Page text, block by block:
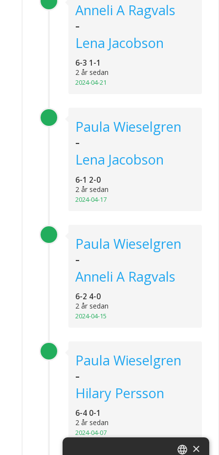
Anneli A Ragvals
-
Lena Jacobson
6-3 1-1
2 år sedan
2024-04-21
Paula Wieselgren
-
Lena Jacobson
6-1 2-0
2 år sedan
2024-04-17
Paula Wieselgren
-
Anneli A Ragvals
6-2 4-0
2 år sedan
2024-04-15
Paula Wieselgren
-
Hilary Persson
6-4 0-1
2 år sedan
2024-04-07
×